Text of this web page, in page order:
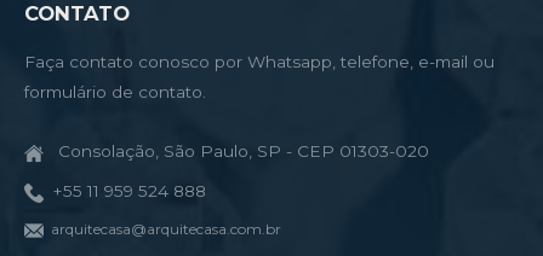
CONTATO
Faça contato conosco por Whatsapp, telefone, e-mail ou
formulário de contato.
Consolação, São Paulo, SP - CEP 01303-020
+55 11 959 524 888
arquitecasa@arquitecasa.com.br